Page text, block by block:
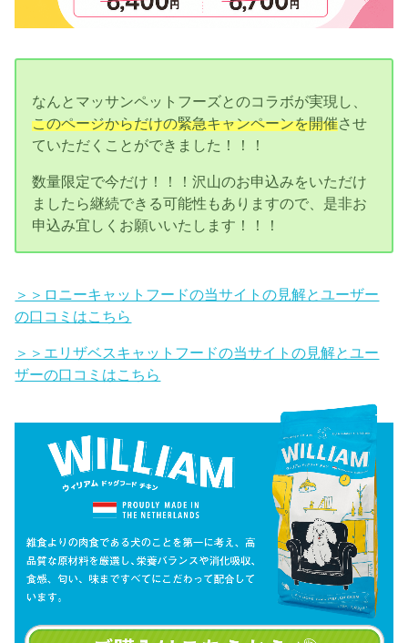
なんとマッサンペットフーズとのコラボが実現し、
このページからだけの緊急キャンペーンを開催させ
ていただくことができました！！！
数量限定で今だけ！！！沢山のお申込みをいただけ
ましたら継続できる可能性もありますので、是非お
申込み宜しくお願いいたします！！！
＞＞ロニーキャットフードの当サイトの見解とユーザー
の口コミはこちら
＞＞エリザベスキャットフードの当サイトの見解とユー
ザーの口コミはこちら